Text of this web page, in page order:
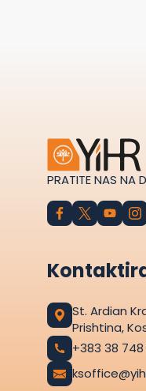
PRATITE NAS NA
St. Ardian
Prishtina,
+383 38 748